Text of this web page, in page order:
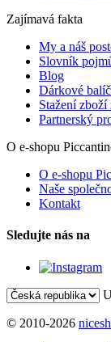
Zajímavá fakta
My a náš
Slovník
Blog
Dárkové
Stažení zboží
Partnerský
O e-shopu
O e-shopu
Naše
Kontakt
Sledujte nás na
© 2010-2026